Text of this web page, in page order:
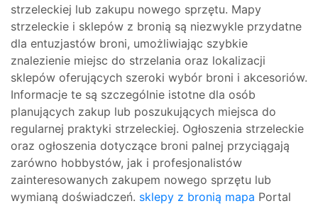
strzeleckiej lub zakupu nowego sprzętu. Mapy
strzeleckie i sklepów z bronią są niezwykle przydatne
dla entuzjastów broni, umożliwiając szybkie
znalezienie miejsc do strzelania oraz lokalizacji
sklepów oferujących szeroki wybór broni i akcesoriów.
Informacje te są szczególnie istotne dla osób
planujących zakup lub poszukujących miejsca do
regularnej praktyki strzeleckiej. Ogłoszenia strzeleckie
oraz ogłoszenia dotyczące broni palnej przyciągają
zarówno hobbystów, jak i profesjonalistów
zainteresowanych zakupem nowego sprzętu lub
wymianą doświadczeń. sklepy z bronią mapa Portal